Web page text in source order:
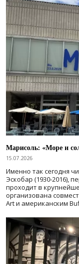
Марисоль: «Море и
15.07.2026
Именно так сегодня
Эскобар (1930-2016),
проходит в
организована
Art и американским